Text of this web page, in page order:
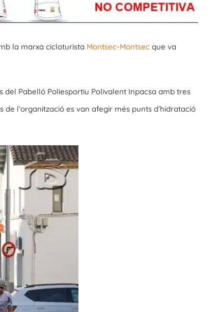
la marxa cicloturista Montsec-Montsec que va
Pabelló Poliesportiu Polivalent Inpacsa amb tres
l’organització es van afegir més punts d’hidratació